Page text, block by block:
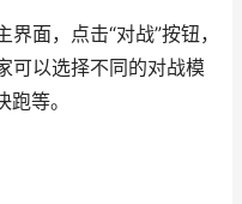
面，点击“对战”按钮，
可以选择不同的对战模
等。